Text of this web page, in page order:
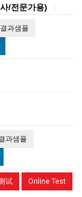
/전문가용)
결과샘플
과샘플
试 Online Test